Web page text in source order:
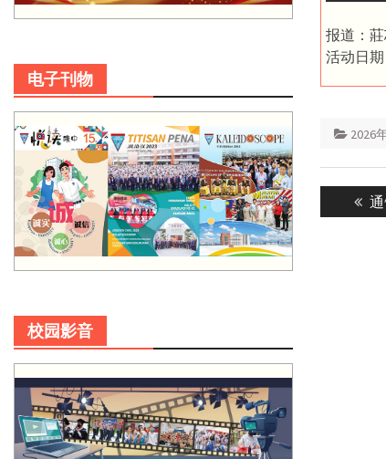
报道：
活动日期
2026
Post
电子刊物
校园影音